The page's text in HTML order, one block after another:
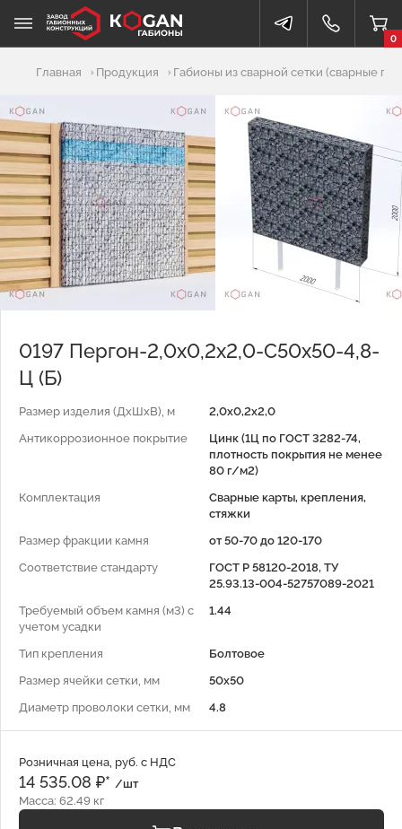
0
Добавлено в корзину
Главная Продукция Габионы из сварной сетки (сварные
0197 Пергон-2,0х0,2х2,0-С50х50-4,8-
Ц (Б)
Размер изделия (ДхШхВ), м
2,0x0,2x2,0
Антикоррозионное покрытие
Цинк (1Ц по ГОСТ 3282-74,
плотность покрытия не менее
80 г/м2)
Комплектация
Сварные карты, крепления,
стяжки
Размер фракции камня
от 50-70 до 120-170
Соответствие стандарту
ГОСТ Р 58120-2018, ТУ
25.93.13-004-52757089-2021
Требуемый объем камня (м3) с
учетом усадки
1.44
Тип крепления
Болтовое
Размер ячейки сетки, мм
50x50
Диаметр проволоки сетки, мм
4.8
Розничная цена, руб. с НДС
14 535.08 ₽* /шт
Масса: 62.49 кг